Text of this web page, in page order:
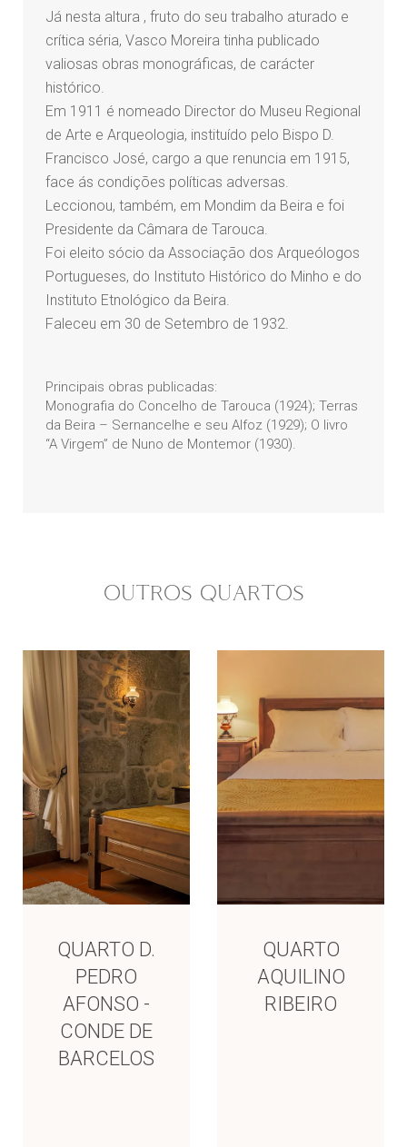
Já nesta altura , fruto do seu trabalho aturado e
crítica séria, Vasco Moreira tinha publicado
valiosas obras monográficas, de carácter
histórico.
Em 1911 é nomeado Director do Museu Regional
de Arte e Arqueologia, instituído pelo Bispo D.
Francisco José, cargo a que renuncia em 1915,
face ás condições políticas adversas.
Leccionou, também, em Mondim da Beira e foi
Presidente da Câmara de Tarouca.
Foi eleito sócio da Associação dos Arqueólogos
Portugueses, do Instituto Histórico do Minho e do
Instituto Etnológico da Beira.
Faleceu em 30 de Setembro de 1932.
Principais obras publicadas:
Monografia do Concelho de Tarouca (1924); Terras
da Beira – Sernancelhe e seu Alfoz (1929); O livro
“A Virgem” de Nuno de Montemor (1930).
OUTROS QUARTOS
QUARTO D.
PEDRO
AFONSO -
CONDE DE
BARCELOS
QUARTO
AQUILINO
RIBEIRO